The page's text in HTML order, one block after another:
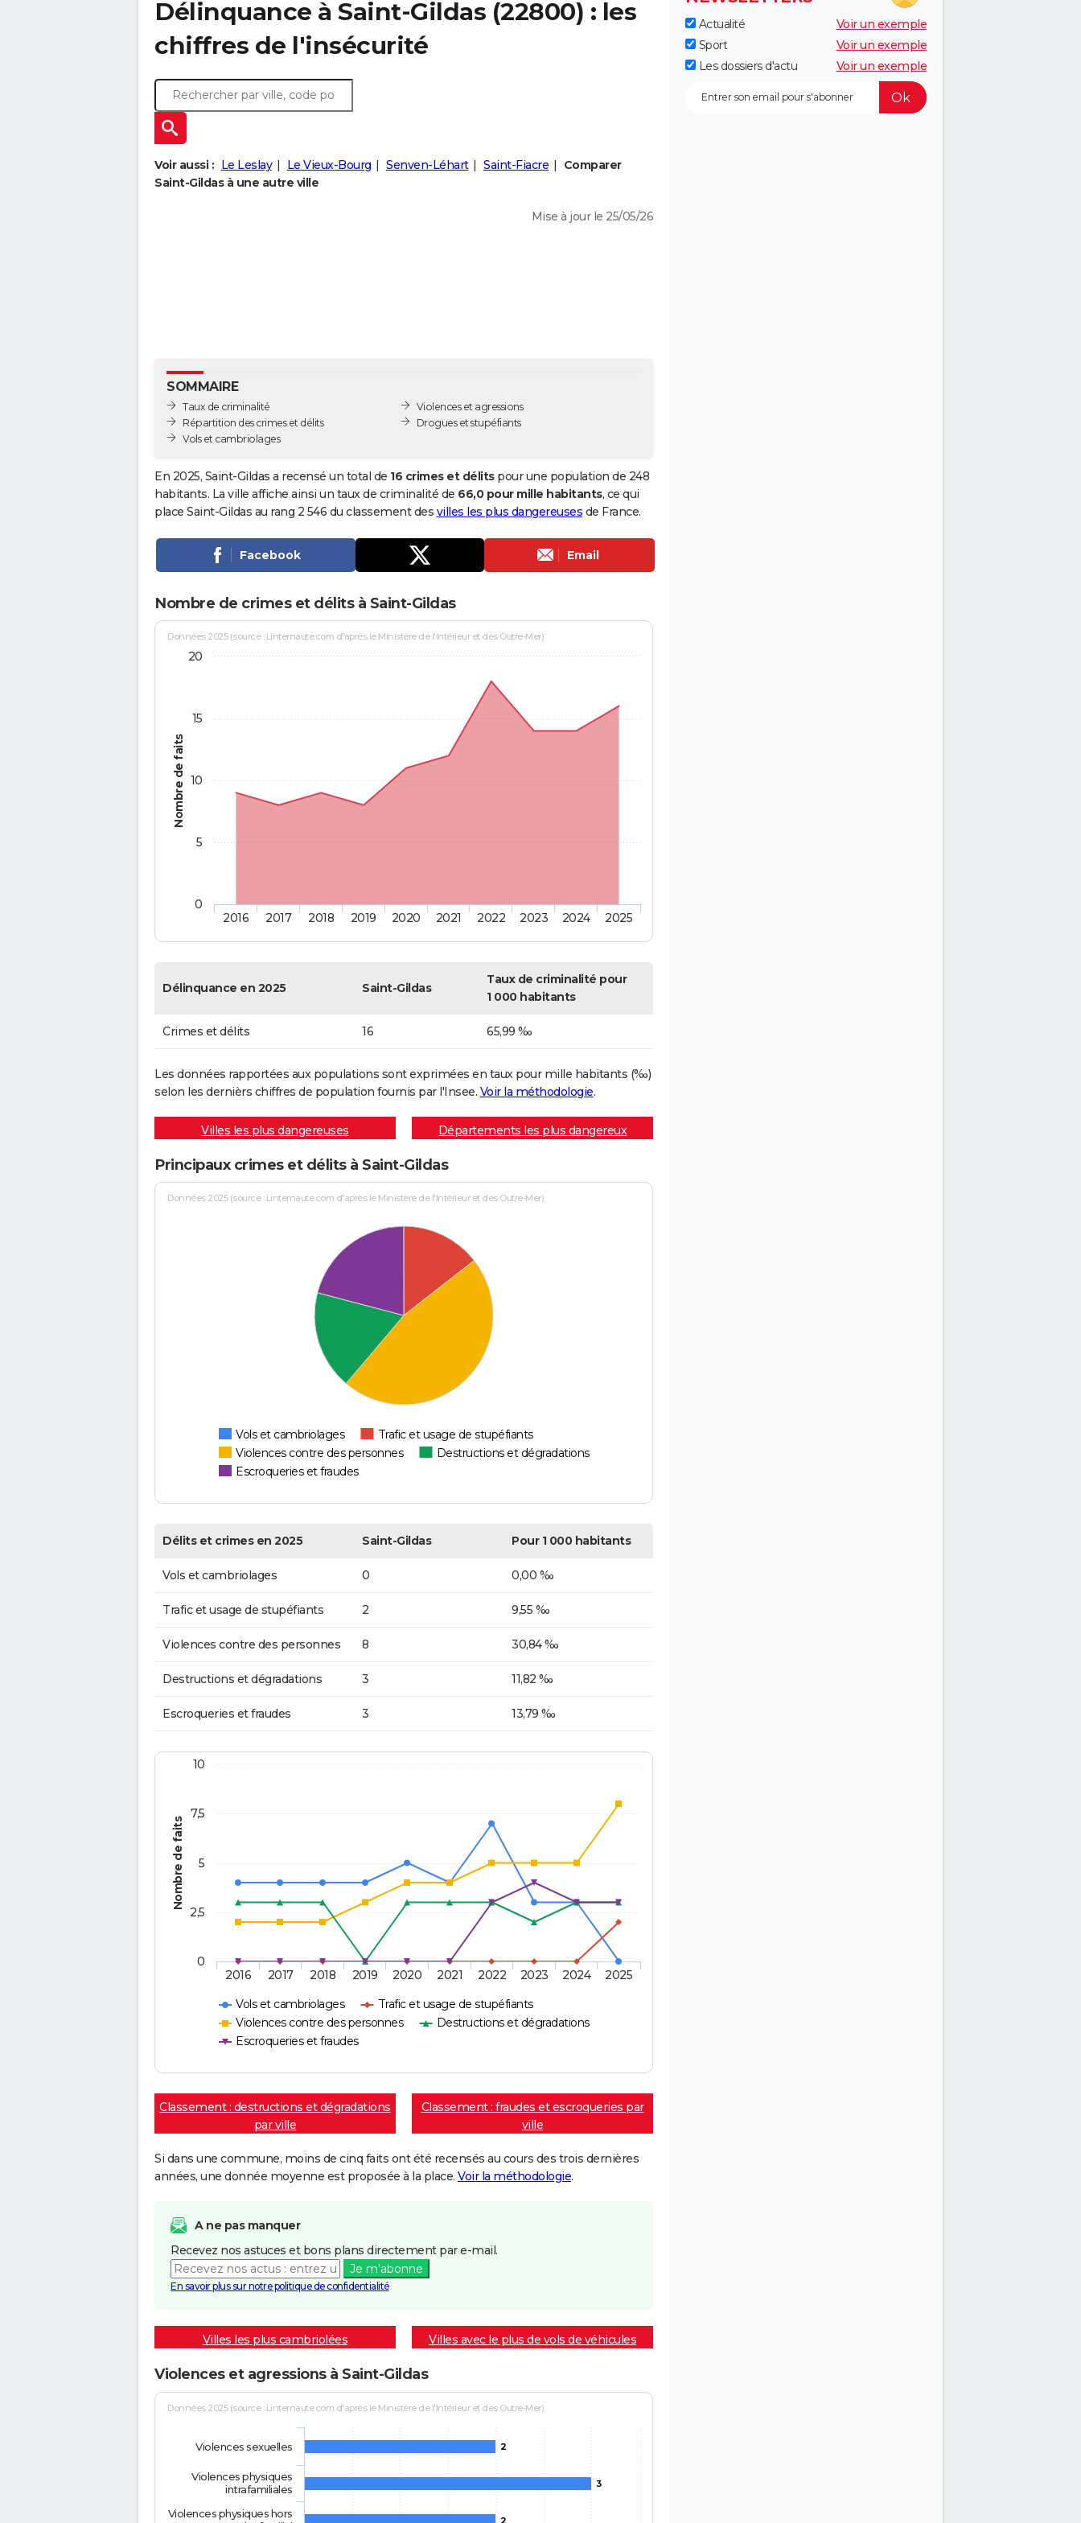
Délinquance à Saint-Gildas (22800) : les
chiffres de l'insécurité
Voir aussi : Le Leslay Le Vieux-Bourg Senven-Léhart Saint-Fiacre
Comparer
Saint-Gildas à une autre ville
Mise à jour le 25/05/26
SOMMAIRE
Taux de criminalité
Répartition des crimes et délits
Vols et cambriolages
Violences et agressions
Drogues et stupéfiants
En 2025, Saint-Gildas a recensé un total de 16 crimes et délitspour une population de 248
habitants. La ville affiche ainsi un taux de criminalité de 66,0 pour mille habitants, ce qui
place Saint-Gildas au rang 2 546 du classement des villes les plus dangereuses de France.
Facebook Email
Nombre de crimes et délits à Saint-Gildas
Nombre de faits
Données 2025 (source : Linternaute.com d'après le Ministère de l'Intérieur et des Outre-Mer)
2016 2017 2018 2019 2020 2021 2022 2023 2024 2025
0
5
10
15
20
Délinquance en 2025 Saint-Gildas
Taux de criminalité pour
1 000 habitants
Crimes et délits 16 65,99 ‰
Les données rapportées aux populations sont exprimées en taux pour mille habitants (‰)
selon les dernièrs chiffres de population fournis par l'Insee. Voir la méthodologie.
Villes les plus dangereuses Départements les plus dangereux
Principaux crimes et délits à Saint-Gildas
Données 2025 (source : Linternaute.com d'après le Ministère de l'Intérieur et des Outre-Mer)
Vols et cambriolages
Trafic et usage de stupéfiants
Violences contre des personnes
Destructions et dégradations
Escroqueries et fraudes
Délits et crimes en 2025 Saint-Gildas Pour 1 000 habitants
Vols et cambriolages 0 0,00 ‰
Trafic et usage de stupéfiants 2 9,55 ‰
Violences contre des personnes 8 30,84 ‰
Destructions et dégradations 3 11,82 ‰
Escroqueries et fraudes 3 13,79 ‰
Nombre de faits
Vols et cambriolages
Trafic et usage de stupéfiants
Violences contre des personnes
Destructions et dégradations
Escroqueries et fraudes
2016 2017 2018 2019 2020 2021 2022 2023 2024 2025
0
2,5
5
7,5
10
Classement : destructions et dégradations
par ville
Classement : fraudes et escroqueries par
ville
Si dans une commune, moins de cinq faits ont été recensés au cours des trois dernières
années, une donnée moyenne est proposée à la place. Voir la méthodologie.
A ne pas manquer
Recevez nos astuces et bons plans directement par e-mail.
Je m'abonne
En savoir plus sur notre politique de confidentialité
Villes les plus cambriolées Villes avec le plus de vols de véhicules
Violences et agressions à Saint-Gildas
Données 2025 (source : Linternaute.com d'après le Ministère de l'Intérieur et des Outre-Mer)
2
3
2
Violences sexuelles
Violences physiques
intrafamiliales
Violences physiques hors
Actualité
Voir un exemple
Sport
Voir un exemple
Les dossiers d'actu
Voir un exemple